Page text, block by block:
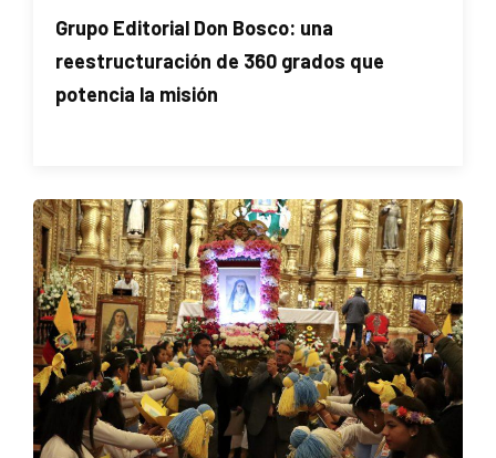
Grupo Editorial Don Bosco: una
reestructuración de 360 grados que
potencia la misión